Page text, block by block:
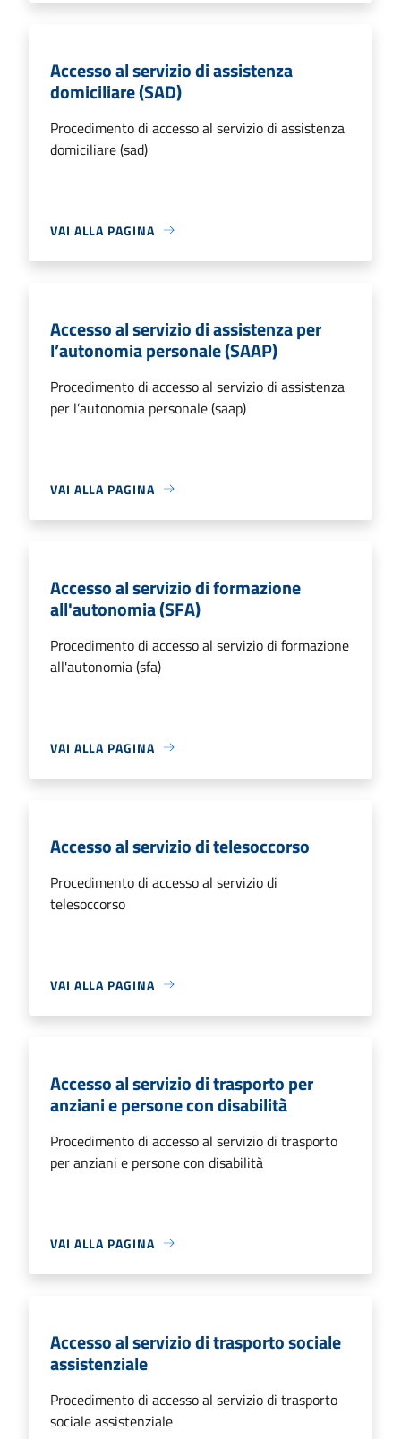
Accesso al servizio di assistenza
domiciliare (SAD)
Procedimento di accesso al servizio di assistenza
domiciliare (sad)
VAI ALLA PAGINA
Accesso al servizio di assistenza per
l’autonomia personale (SAAP)
Procedimento di accesso al servizio di assistenza
per l’autonomia personale (saap)
VAI ALLA PAGINA
Accesso al servizio di formazione
all'autonomia (SFA)
Procedimento di accesso al servizio di formazione
all'autonomia (sfa)
VAI ALLA PAGINA
Accesso al servizio di telesoccorso
Procedimento di accesso al servizio di
telesoccorso
VAI ALLA PAGINA
Accesso al servizio di trasporto per
anziani e persone con disabilità
Procedimento di accesso al servizio di trasporto
per anziani e persone con disabilità
VAI ALLA PAGINA
Accesso al servizio di trasporto sociale
assistenziale
Procedimento di accesso al servizio di trasporto
sociale assistenziale